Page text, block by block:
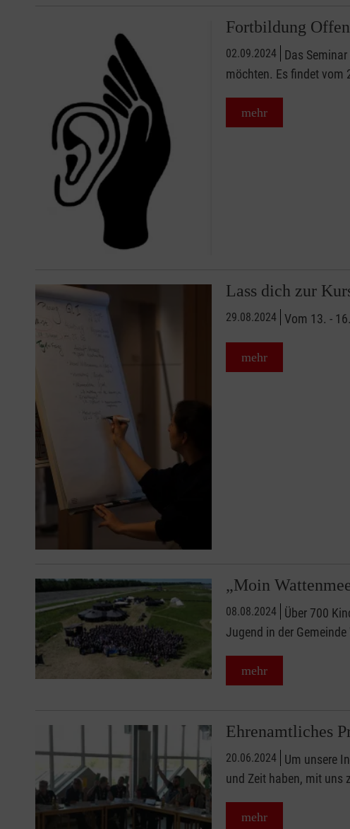
Fortbildung
02.09.2024
Das
möchten. Es findet vom
mehr
Lass dich zur
29.08.2024 Vom 13. -
mehr
„Moin
08.08.2024
Über 700
Jugend in der
mehr
Ehrenamtliches
20.06.2024
Um unsere
und Zeit haben, mit uns
mehr